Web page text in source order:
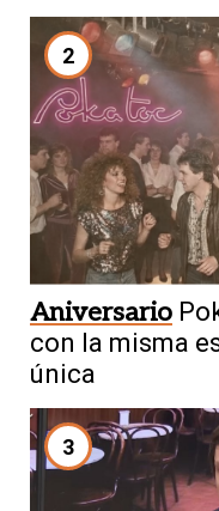
2
Aniversario
con la misma
única
3